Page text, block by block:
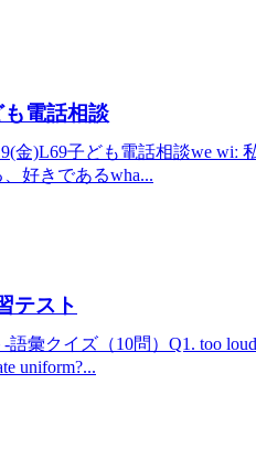
電話相談
)L69子ども電話相談we wiː 私
好きであるwha...
テスト
彙クイズ（10問）Q1. too
uniform?...